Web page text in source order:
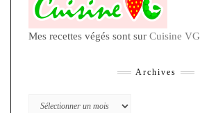
Mes recettes végés sont sur Cuisine VG
Archives
Archives